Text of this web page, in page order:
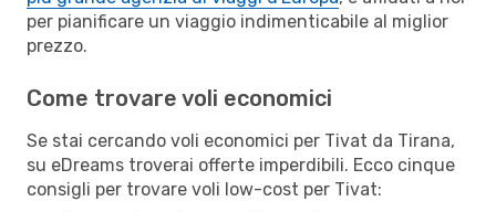
per pianificare un viaggio indimenticabile al miglior
prezzo.
Come trovare voli economici
Se stai cercando voli economici per Tivat da Tirana,
su eDreams troverai offerte imperdibili. Ecco cinque
consigli per trovare voli low-cost per Tivat: